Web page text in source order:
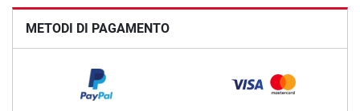
METODI DI PAGAMENTO